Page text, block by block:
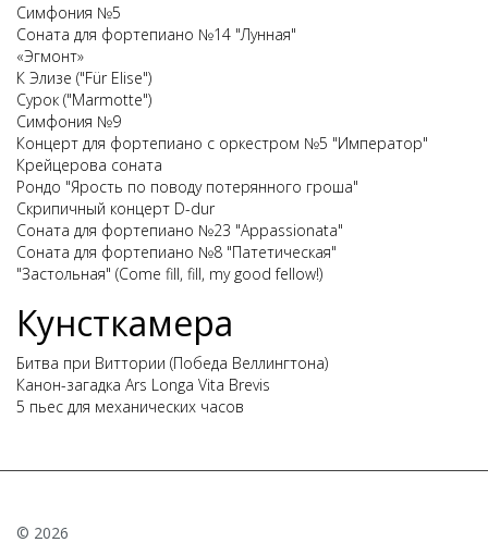
Симфония №5
Соната для фортепиано №14 "Лунная"
«Эгмонт»
К Элизе ("Für Elise")
Сурок ("Marmotte")
Симфония №9
Концерт для фортепиано с оркестром №5 "Император"
Крейцерова соната
Рондо "Ярость по поводу потерянного гроша"
Скрипичный концерт D-dur
Соната для фортепиано №23 "Appassionata"
Соната для фортепиано №8 "Патетическая"
"Застольная" (Come fill, fill, my good fellow!)
Кунсткамера
Битва при Виттории (Победа Веллингтона)
Канон-загадка Ars Longa Vita Brevis
5 пьес для механических часов
© 2026